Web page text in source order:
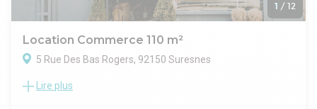
Locaux en excellent état (rénovés en 2025)
Beau linéaire de vitrine
Toutes activités possible sauf restauration
1 / 12
Location Commerce 110 m²
5 Rue Des Bas Rogers, 92150 Suresnes
LOCAUX COMMERCIAUX A LOUER 110 m² non divisibles
Lire plus